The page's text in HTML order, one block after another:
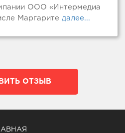
ООО «Интермедиа
Маргарите далее...
ОТЗЫВ